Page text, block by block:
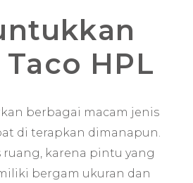
HPL
berbagai macam jenis
di terapkan dimanapun.
ruang, karena pintu yang
bergam ukuran dan